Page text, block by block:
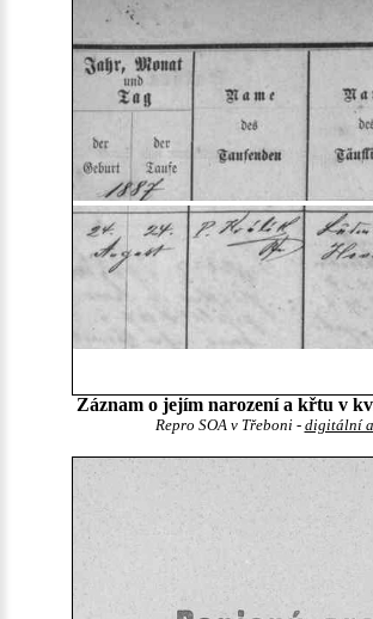
Záznam o jejím narození a křtu v
Repro SOA v Třeboni - digitální